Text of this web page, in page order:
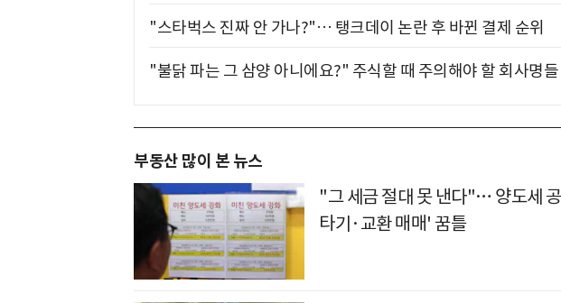
"스타벅스 진짜 안 가나?"… 탱크데이 논란 후 바뀐 결제 순위
"불닭 파는 그 삼양 아니에요?" 주식할 때 주의해야 할 회사명들
부동산 많이 본 뉴스
"그 세금 절대 못 낸다"… 양도세
타기·교환 매매' 꿈틀